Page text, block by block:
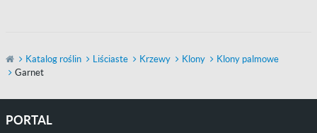
Katalog roślin Liściaste Krzewy Klony
Klony palmowe
Garnet
PORTAL